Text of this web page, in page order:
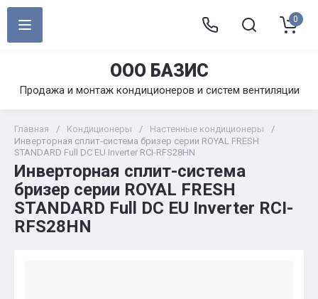
ООО БАЗИС
Продажа и монтаж кондиционеров и систем вентиляции
0
Главная / Кондиционеры / Настенные кондиционеры
/
Инверторная сплит-система бризер серии ROYAL FRESH
STANDARD Full DC EU Inverter RCI-RFS28HN
Инверторная сплит-система
бризер серии ROYAL FRESH
STANDARD Full DC EU Inverter RCI-
RFS28HN